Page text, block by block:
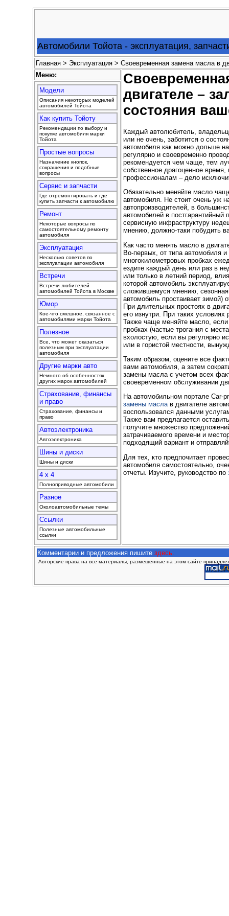
Автомобили Тойота - эксплуатация,
Главная > Эксплуатация > Своевременная замена масла в
Меню:
двигателе –
состояния
Каждый автолюбитель,
или не очень, заботится о
автомобиля как можно дольше
регулярно и своевременно
рекомендуется чем чаще, тем
собственное драгоценное
профессионалам – дело
Обязательно меняйте масло
автомобиля. Не стоит очень уж
автопроизводителей, в
автомобилей в
сервисную инфраструктуру
мнению, должно-таки побудить
Как часто менять масло в
Во-первых, от типа автомобиля
многокилометровых пробках
ездите каждый день или раз в
или только в летний период,
которой автомобиль
сложившемуся мнению, сезонная
автомобиль простаивает зимой)
При длительных простоях в
его изнутри. При таких
Также чаще меняйте масло,
пробках (частые трогания с
вхолостую, если вы регулярно
или в гористой местности,
Таким образом, оцените все
вами автомобиля, а затем
замены масла с учетом всех
своевременном обслуживании
На автомобильном портале Car-
замены маслав двигателе
воспользовался данными
Также вам предлагается
получите множество
затрачиваемого времени и
подходящий вариант и
Для тех, кто предпочитает
автомобиля самостоятельно,
отчеты. Изучите, руководство по
Модели
Описания некоторых моделей
автомобилей Тойота
Как купить Тойоту
Рекомендации по выбору и
покупке автомобиля марки
Тойота
Простые вопросы
Назначение кнопок,
сокращения и подобные
вопросы
Сервис и запчасти
Где отремонтировать и где
купить запчасти к автомобилю
Ремонт
Некоторые вопросы по
самостоятельному ремонту
автомобиля
Эксплуатация
Несколько советов по
эксплуатации автомобиля
Встречи
Встречи любителей
автомобилей Тойота в Москве
Юмор
Кое-что смешное, связанное с
автомобилями марки Тойота
Полезное
Все, что может оказаться
полезным при эксплуатации
автомобиля
Другие марки авто
Немного об особенностях
других марок автомобилей
Страхование, финансы
и право
Страхование, финансы и
право
Автоэлектроника
Автоэлектроника
Шины и диски
Шины и диски
4 x 4
Полноприводные автомобили
Разное
Околоавтомобильные темы
Ссылки
Полезные автомобильные
ссылки
Комментарии и предложения пишите здесь.
Авторские права на все материалы, размещенные на этом сайте